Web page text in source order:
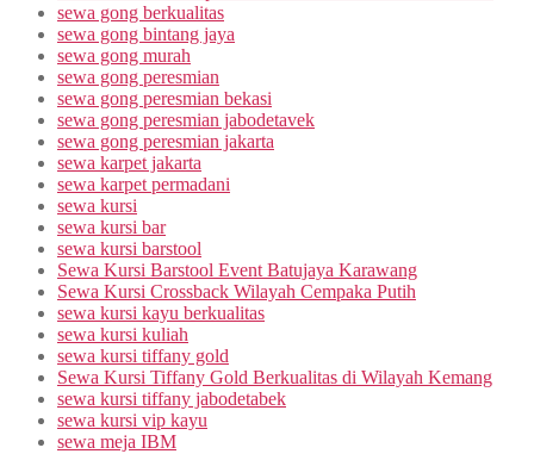
sewa gong berkualitas
sewa gong bintang jaya
sewa gong murah
sewa gong peresmian
sewa gong peresmian bekasi
sewa gong peresmian jabodetavek
sewa gong peresmian jakarta
sewa karpet jakarta
sewa karpet permadani
sewa kursi
sewa kursi bar
sewa kursi barstool
Sewa Kursi Barstool Event Batujaya Karawang
Sewa Kursi Crossback Wilayah Cempaka Putih
sewa kursi kayu berkualitas
sewa kursi kuliah
sewa kursi tiffany gold
Sewa Kursi Tiffany Gold Berkualitas di Wilayah Kemang
sewa kursi tiffany jabodetabek
sewa kursi vip kayu
sewa meja IBM